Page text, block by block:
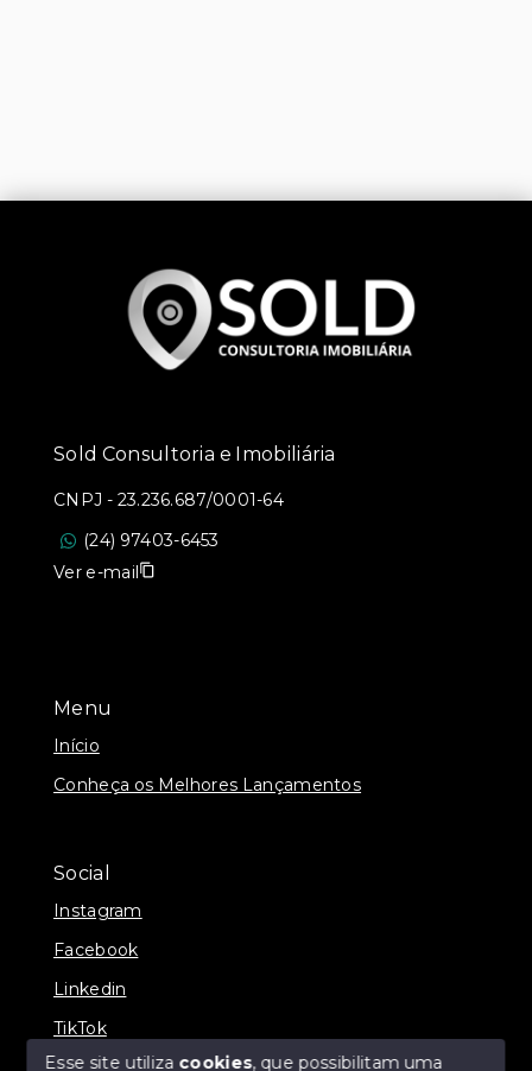
Menu
Início
Conheça os Melhores Lançamentos
Social
Instagram
Facebook
Linkedin
TikTok
Sold Consultoria e Imobiliária
CNPJ - 23.236.687/0001-64
(24) 97403-6453
Ver e-mail
Esse site utiliza cookies, que possibilitam uma